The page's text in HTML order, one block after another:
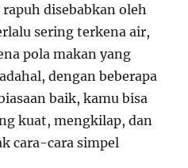
disebabkan oleh
sering terkena air,
pola makan yang
dengan beberapa
baik, kamu bisa
kuat, mengkilap, dan
cara-cara simpel